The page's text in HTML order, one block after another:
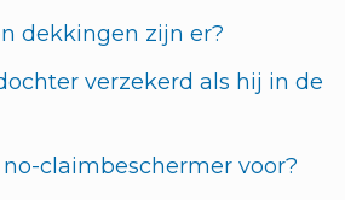
dekkingen zijn er?
verzekerd als hij in de
claimbeschermer voor?